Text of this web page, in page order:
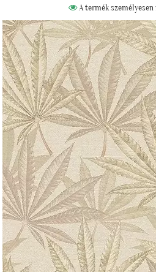
A termék